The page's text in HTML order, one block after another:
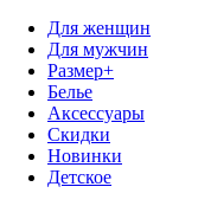
Для женщин
Для мужчин
Размер+
Белье
Аксессуары
Скидки
Новинки
Детское